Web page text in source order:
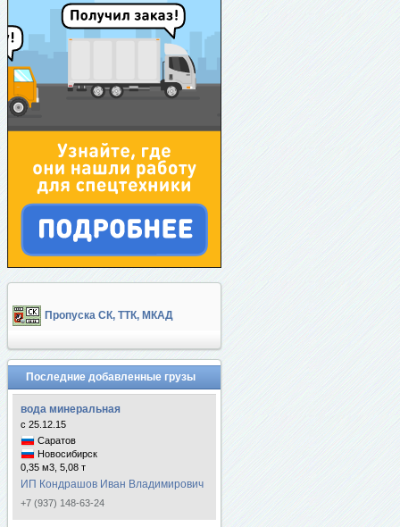
Пропуска СК, ТТК, МКАД
Последние добавленные грузы
вода минеральная
с 25.12.15
Саратов
Новосибирск
0,35 м3, 5,08 т
ИП Кондрашов Иван Владимирович
+7 (937) 148-63-24